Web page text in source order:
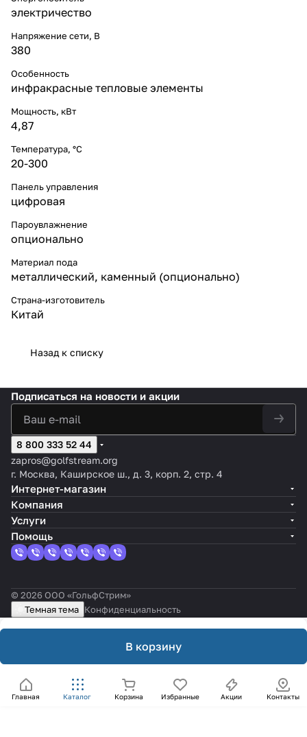
электричество
Напряжение сети, В
380
Особенность
инфракрасные тепловые элементы
Мощность, кВт
4,87
Температура, °С
20-300
Панель управления
цифровая
Пароувлажнение
опционально
Материал пода
металлический, каменный (опционально)
Страна-изготовитель
Китай
Назад к списку
В корзину
Главная Каталог Корзина Избранные Акции Контакты
Подписаться на новости и акции
8 800 333 52 44
zapros@golfstream.org
г. Москва, Каширское ш., д. 3, корп. 2, стр. 4
Интернет-магазин
Компания
Услуги
Помощь
© 2026 ООО «ГольфСтрим»
Темная тема Конфиденциальность